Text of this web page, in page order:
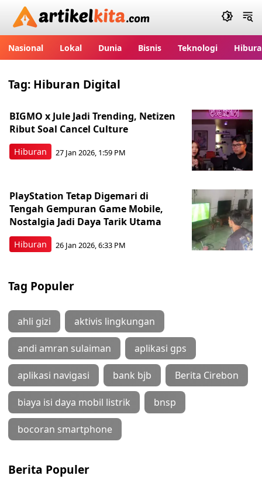
Artikelkita.com
Nasional Lokal Dunia Bisnis Teknologi
Tag: Hiburan Digital
Hiburan
BIGMO x Jule Jadi Trending, Netizen
Ribut Soal Cancel Culture
27 Jan 2026, 1:59 PM
Hiburan
PlayStation Tetap Digemari di
Tengah Gempuran Game Mobile,
Nostalgia Jadi Daya Tarik Utama
26 Jan 2026, 6:33 PM
Tag Populer
ahli gizi aktivis lingkungan
andi amran sulaiman aplikasi gps
aplikasi navigasi bank bjb Berita Cirebon
biaya isi daya mobil listrik bnsp
bocoran smartphone
Berita Populer